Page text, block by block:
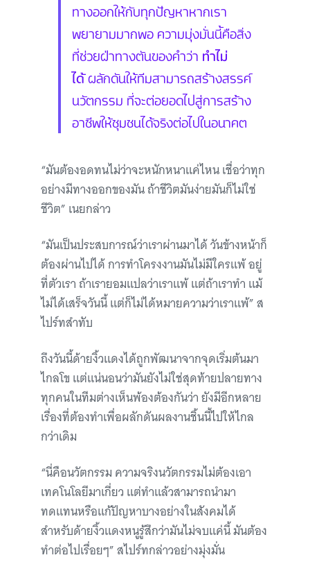
ทางออกให้กับทุกปัญหาหากเรา
พยายามมากพอ ความมุ่งมั่นนี้คือสิ่ง
ที่ช่วยฝ่าทางตันของคำว่า ทำไม่
ได้ผลักดันให้ทีมสามารถสร้างสรรค์
นวัตกรรม ที่จะต่อยอดไปสู่การสร้าง
อาชีพให้ชุมชนได้จริงต่อไปในอนาคต
“มันต้องอดทนไม่ว่าจะหนักหนาแค่ไหน เชื่อว่าทุก
อย่างมีทางออกของมัน ถ้าชีวิตมันง่ายมันก็ไม่ใช่
ชีวิต” เนยกล่าว
“มันเป็นประสบการณ์ว่าเราผ่านมาได้ วันข้างหน้าก็
ต้องผ่านไปได้ การทำโครงงานมันไม่มีใครแพ้ อยู่
ที่ตัวเรา ถ้าเรายอมแปลว่าเราแพ้ แต่ถ้าเราทำ แม้
ไม่ได้เสร็จวันนี้ แต่ก็ไม่ได้หมายความว่าเราแพ้” ส
ไปร์ทสำทับ
ถึงวันนี้ด้ายงิ้วแดงได้ถูกพัฒนาจากจุดเริ่มต้นมา
ไกลโข แต่แน่นอนว่ามันยังไม่ใช่สุดท้ายปลายทาง
ทุกคนในทีมต่างเห็นพ้องต้องกันว่า ยังมีอีกหลาย
เรื่องที่ต้องทำเพื่อผลักดันผลงานชิ้นนี้ไปให้ไกล
กว่าเดิม
“นี่คือนวัตกรรม ความจริงนวัตกรรมไม่ต้องเอา
เทคโนโลยีมาเกี่ยว แต่ทำแล้วสามารถนำมา
ทดแทนหรือแก้ปัญหาบางอย่างในสังคมได้
สำหรับด้ายงิ้วแดงหนูรู้สึกว่ามันไม่จบแค่นี้ มันต้อง
ทำต่อไปเรื่อยๆ” สไปร์ทกล่าวอย่างมุ่งมั่น